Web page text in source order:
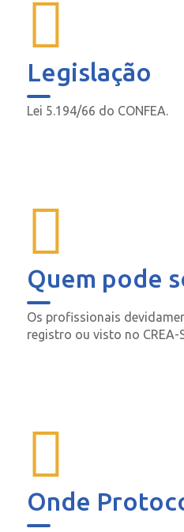
Legislação
Lei 5.194/66 do CONFEA.
Quem pode
Os profissionais
registro ou visto no CREA-
Onde